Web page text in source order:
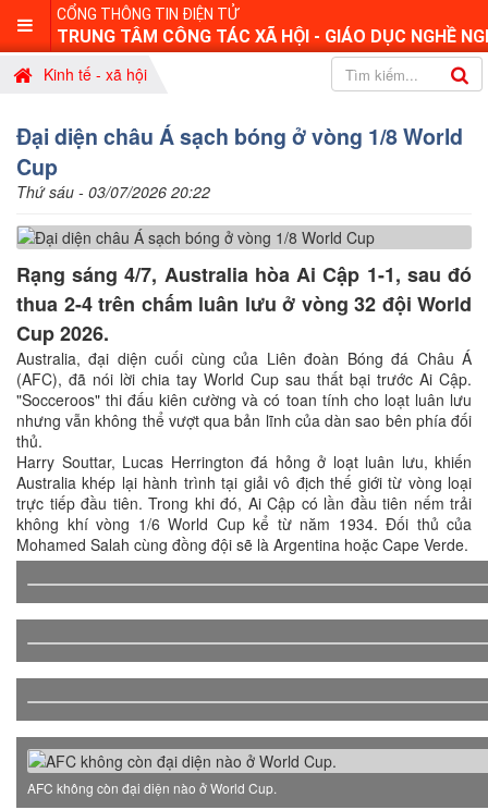
CỔNG THÔNG TIN ĐIỆN TỬ
TRUNG TÂM CÔNG TÁC XÃ HỘI - GIÁO DỤC NGHỀ
Kinh tế - xã hội
Đại diện châu Á sạch bóng ở vòng 1/8 World
Cup
Thứ sáu - 03/07/2026 20:22
Rạng sáng 4/7, Australia hòa Ai Cập 1-1, sau đó
thua 2-4 trên chấm luân lưu ở vòng 32 đội World
Cup 2026.
Australia, đại diện cuối cùng của Liên đoàn Bóng đá Châu Á
(AFC), đã nói lời chia tay World Cup sau thất bại trước Ai Cập.
"Socceroos" thi đấu kiên cường và có toan tính cho loạt luân lưu
nhưng vẫn không thể vượt qua bản lĩnh của dàn sao bên phía đối
thủ.
Harry Souttar, Lucas Herrington đá hỏng ở loạt luân lưu, khiến
Australia khép lại hành trình tại giải vô địch thế giới từ vòng loại
trực tiếp đầu tiên. Trong khi đó, Ai Cập có lần đầu tiên nếm trải
không khí vòng 1/6 World Cup kể từ năm 1934. Đối thủ của
Mohamed Salah cùng đồng đội sẽ là Argentina hoặc Cape Verde.
AFC không còn đại diện nào ở World Cup.